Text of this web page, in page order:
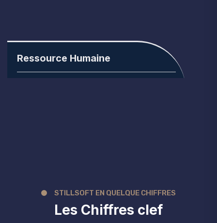
Ressource Humaine
STILLSOFT EN QUELQUE CHIFFRES
Les Chiffres clef